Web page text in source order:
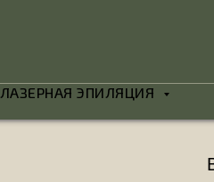
ЛАЗЕРНАЯ ЭПИЛЯЦИЯ